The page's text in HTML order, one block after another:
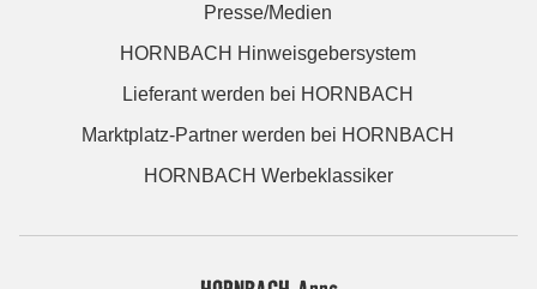
Presse/Medien
HORNBACH Hinweisgebersystem
Lieferant werden bei HORNBACH
Marktplatz-Partner werden bei HORNBACH
HORNBACH Werbeklassiker